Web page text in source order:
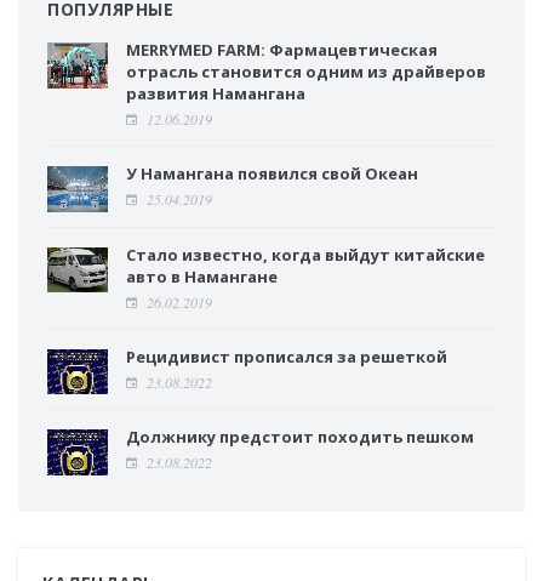
ПОПУЛЯРНЫЕ
MERRYMED FARM: Фармацевтическая
отрасль становится одним из драйверов
развития Намангана
12.06.2019
У Намангана появился свой Океан
25.04.2019
Стало известно, когда выйдут китайские
авто в Намангане
26.02.2019
Рецидивист прописался за решеткой
23.08.2022
Должнику предстоит походить пешком
23.08.2022